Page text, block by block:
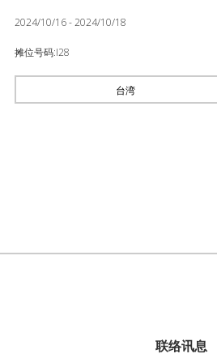
2024/10/16 - 2024/10/18
摊位号码:I28
台湾
联络讯息